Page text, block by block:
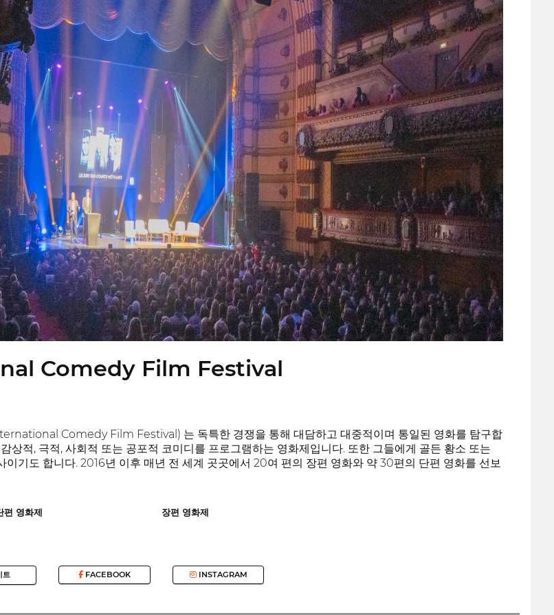
Comedy Film Festival
Comedy Film Festival) 는 독특한 경쟁을 통해 대담하고 대중적이며 통일된 영화를 탐구합
상적, 극적, 사회적 또는 공포적 코미디를 프로그램하는 영화제입니다. 또한 그들에게 골든 황소 또는
이기도 합니다. 2016년 이후 매년 전 세계 곳곳에서 20여 편의 장편 영화와 약 30편의 단편 영화를 선보
편 영화제 장편 영화제
트 FACEBOOK INSTAGRAM